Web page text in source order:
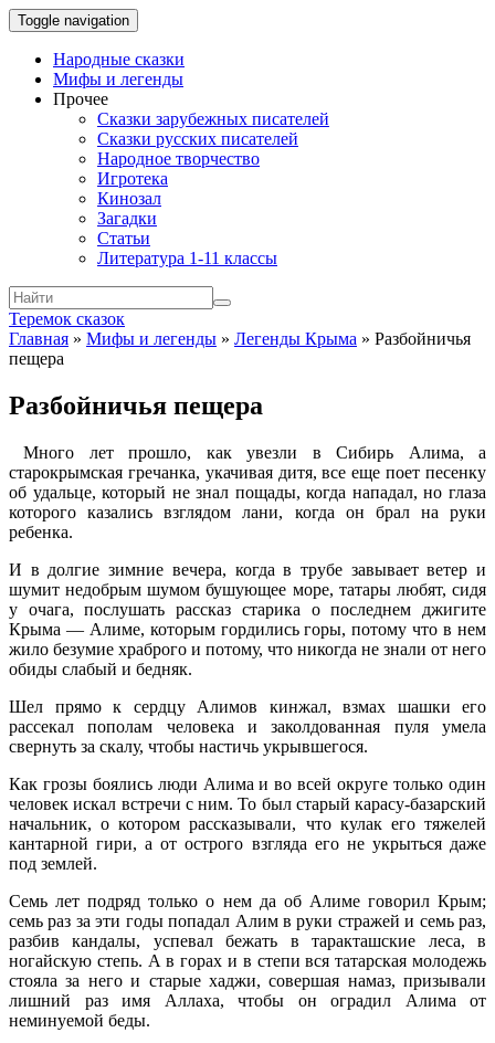
Toggle navigation
Народные сказки
Мифы и легенды
Прочее
Сказки зарубежных писателей
Сказки русских писателей
Народное творчество
Игротека
Кинозал
Загадки
Статьи
Литература 1-11 классы
Теремок сказок
Главная » Мифы и легенды » Легенды Крыма » Разбойничья
пещера
Разбойничья пещера
Много лет прошло, как увезли в Сибирь Алима, а
старокрымская гречанка, укачивая дитя, все еще поет песенку
об удальце, который не знал пощады, когда нападал, но глаза
которого казались взглядом лани, когда он брал на руки
ребенка.
И в долгие зимние вечера, когда в трубе завывает ветер и
шумит недобрым шумом бушующее море, татары любят, сидя
у очага, послушать рассказ старика о последнем джигите
Крыма — Алиме, которым гордились горы, потому что в нем
жило безумие храброго и потому, что никогда не знали от него
обиды слабый и бедняк.
Шел прямо к сердцу Алимов кинжал, взмах шашки его
рассекал пополам человека и заколдованная пуля умела
свернуть за скалу, чтобы настичь укрывшегося.
Как грозы боялись люди Алима и во всей округе только один
человек искал встречи с ним. То был старый карасу-базарский
начальник, о котором рассказывали, что кулак его тяжелей
кантарной гири, а от острого взгляда его не укрыться даже
под землей.
Семь лет подряд только о нем да об Алиме говорил Крым;
семь раз за эти годы попадал Алим в руки стражей и семь раз,
разбив кандалы, успевал бежать в таракташские леса, в
ногайскую степь. А в горах и в степи вся татарская молодежь
стояла за него и старые хаджи, совершая намаз, призывали
лишний раз имя Аллаха, чтобы он оградил Алима от
неминуемой беды.